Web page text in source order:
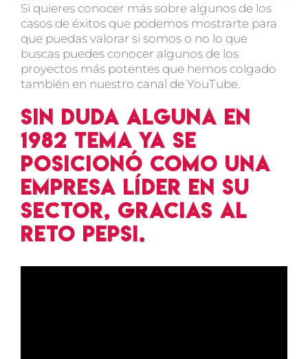
Si quieres conocer más sobre algunos de los
casos de éxitos que podemos mostrarte para
que puedas valorar si somos o no lo que
buscas puedes conocer algunos de los
proyectos más potentes que hemos colgado
también en nuestro canal de YouTube.
Sin duda alguna en
1982 TEMA ya se
posicionó como una
empresa líder en su
sector, gracias al
reto Pepsi.